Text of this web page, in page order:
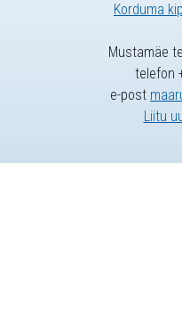
Korduma
Mustamäe
telefon
e-post
Liitu